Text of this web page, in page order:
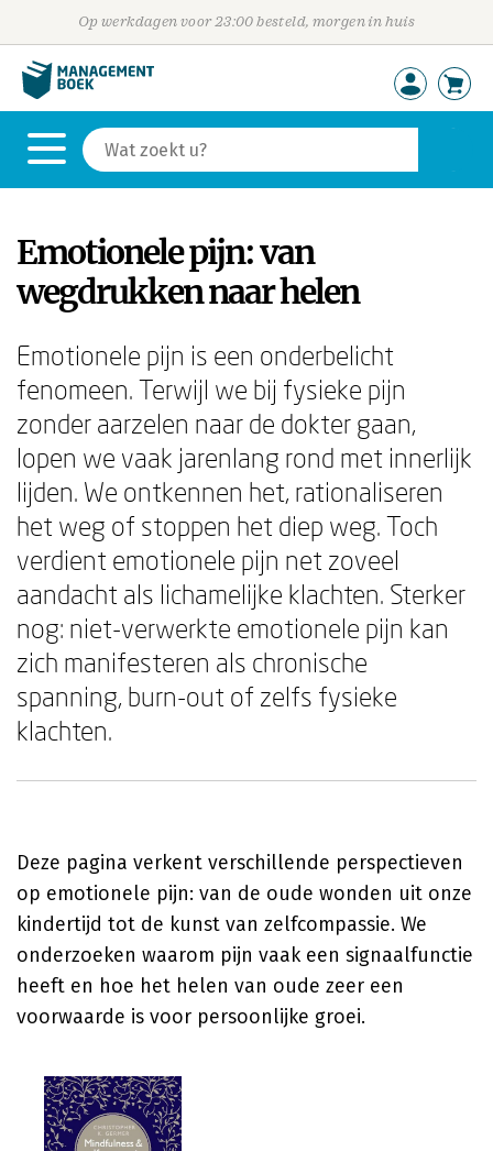
Op werkdagen voor 23:00 besteld, morgen in huis
Emotionele pijn: van
wegdrukken naar helen
Emotionele pijn is een onderbelicht
fenomeen. Terwijl we bij fysieke pijn
zonder aarzelen naar de dokter gaan,
lopen we vaak jarenlang rond met innerlijk
lijden. We ontkennen het, rationaliseren
het weg of stoppen het diep weg. Toch
verdient emotionele pijn net zoveel
aandacht als lichamelijke klachten. Sterker
nog: niet-verwerkte emotionele pijn kan
zich manifesteren als chronische
spanning, burn-out of zelfs fysieke
klachten.
Deze pagina verkent verschillende perspectieven
op emotionele pijn: van de oude wonden uit onze
kindertijd tot de kunst van zelfcompassie. We
onderzoeken waarom pijn vaak een signaalfunctie
heeft en hoe het helen van oude zeer een
voorwaarde is voor persoonlijke groei.